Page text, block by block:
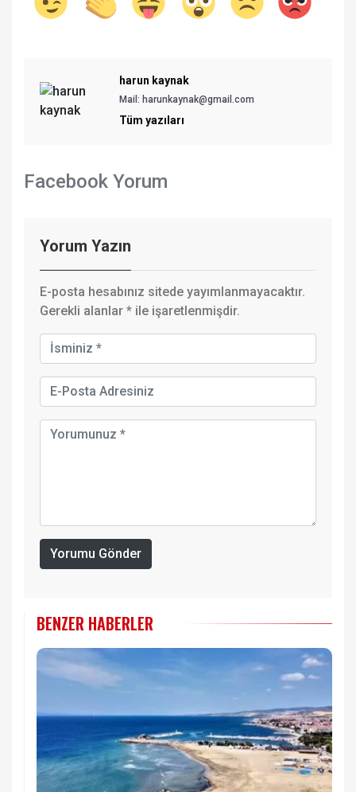
harun kaynak
Mail: harunkaynak@gmail.com
Tüm yazıları
Facebook Yorum
Yorum Yazın
E-posta hesabınız sitede yayımlanmayacaktır.
Gerekli alanlar * ile işaretlenmişdir.
Yorumu Gönder
BENZER HABERLER